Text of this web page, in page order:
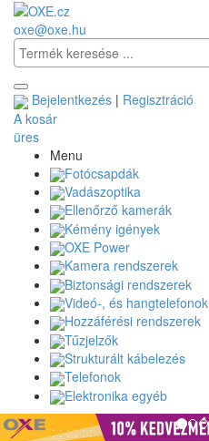
oxe@oxe.hu
Bejelentkezés | Regisztráció
A kosár
üres
Menu
Fotócsapdák
Vadászoptika
Ellenőrző kamerák
Kémény igények
OXE Power
Kamera rendszerek
Biztonsági rendszerek
Videó-, és hangtelefonok
Hozzáférési rendszerek
Tűzjelzők
Strukturált kábelezés
Telefonok
Elektronika egyéb